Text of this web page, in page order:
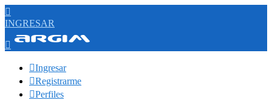

INGRESAR

Ingresar
Registrarme
Perfiles